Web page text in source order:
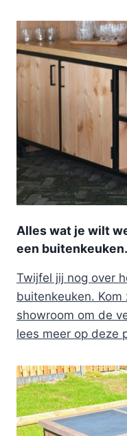
Alles wat je wilt
een buitenkeuken.
Twijfel jij nog over
buitenkeuken. Kom
showroom om de
lees meer op deze